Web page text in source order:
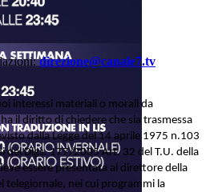
direzione@canale7.tv
interessi materiali o morali da
il diritto di chiedere che sia trasmessa
dalla Legge del 14 aprile 1975 n.103
del Dlgs. 177/2005 Art. 32 del T.U. della
essere presentata al direttore della
telegiornale, nei cui programmi la